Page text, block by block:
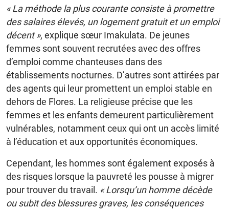
« La méthode la plus courante consiste à promettre
des salaires élevés, un logement gratuit et un emploi
décent », explique sœur Imakulata. De jeunes
femmes sont souvent recrutées avec des offres
d’emploi comme chanteuses dans des
établissements nocturnes. D’autres sont attirées par
des agents qui leur promettent un emploi stable en
dehors de Flores. La religieuse précise que les
femmes et les enfants demeurent particulièrement
vulnérables, notamment ceux qui ont un accès limité
à l’éducation et aux opportunités économiques.
Cependant, les hommes sont également exposés à
des risques lorsque la pauvreté les pousse à migrer
pour trouver du travail. « Lorsqu’un homme décède
ou subit des blessures graves, les conséquences